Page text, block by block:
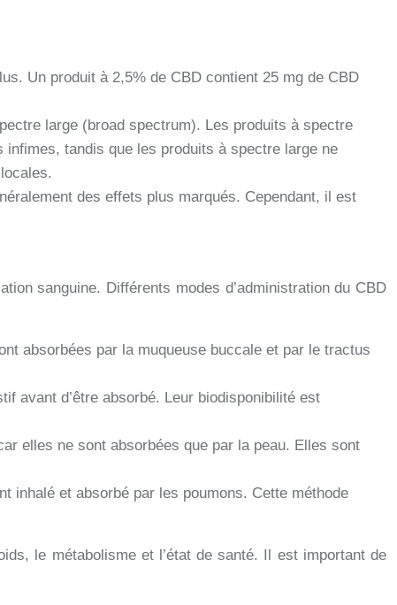
Un produit à 2,5% de CBD contient 25 mg de CBD
large (broad spectrum). Les produits à spectre
tandis que les produits à spectre large ne
des effets plus marqués. Cependant, il est
sanguine. Différents modes d’administration du CBD
absorbées par la muqueuse buccale et par le tractus
avant d’être absorbé. Leur biodisponibilité est
elles ne sont absorbées que par la peau. Elles sont
inhalé et absorbé par les poumons. Cette méthode
le métabolisme et l’état de santé. Il est important de